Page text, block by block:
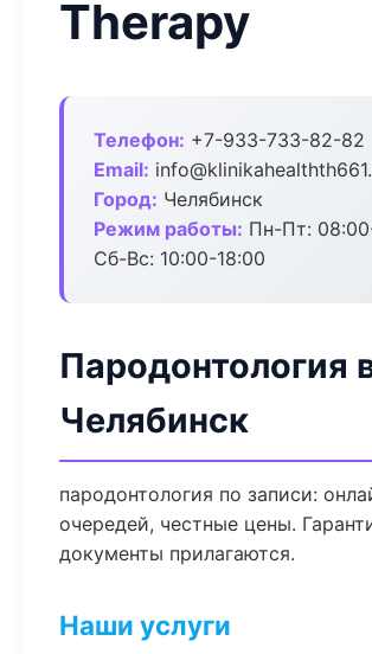
Therapy
Телефон: +7-933-733-82-82
Email:
Город: Челябинск
Режим работы: Пн-Пт:
Сб-Вс: 10:00-18:00
Пародонтология
Челябинск
пародонтология по записи:
очередей, честные цены.
документы прилагаются.
Наши услуги